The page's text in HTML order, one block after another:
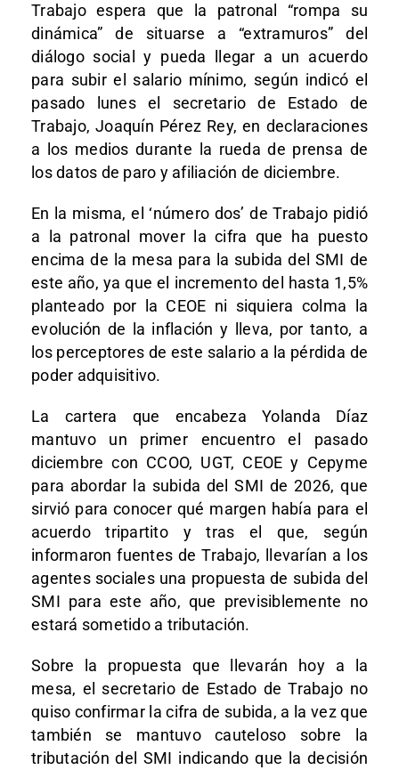
Trabajo espera que la patronal “rompa su
dinámica” de situarse a “extramuros” del
diálogo social y pueda llegar a un acuerdo
para subir el salario mínimo, según indicó el
pasado lunes el secretario de Estado de
Trabajo, Joaquín Pérez Rey, en declaraciones
a los medios durante la rueda de prensa de
los datos de paro y afiliación de diciembre.
En la misma, el ‘número dos’ de Trabajo pidió
a la patronal mover la cifra que ha puesto
encima de la mesa para la subida del SMI de
este año, ya que el incremento del hasta 1,5%
planteado por la CEOE ni siquiera colma la
evolución de la inflación y lleva, por tanto, a
los perceptores de este salario a la pérdida de
poder adquisitivo.
La cartera que encabeza Yolanda Díaz
mantuvo un primer encuentro el pasado
diciembre con CCOO, UGT, CEOE y Cepyme
para abordar la subida del SMI de 2026, que
sirvió para conocer qué margen había para el
acuerdo tripartito y tras el que, según
informaron fuentes de Trabajo, llevarían a los
agentes sociales una propuesta de subida del
SMI para este año, que previsiblemente no
estará sometido a tributación.
Sobre la propuesta que llevarán hoy a la
mesa, el secretario de Estado de Trabajo no
quiso confirmar la cifra de subida, a la vez que
también se mantuvo cauteloso sobre la
tributación del SMI indicando que la decisión